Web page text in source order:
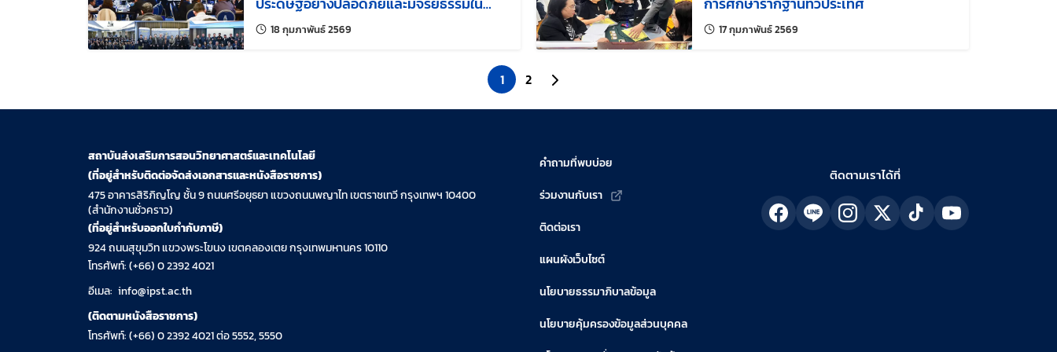
โรงเรียน
18 กุมภาพันธ์ 2569 17 กุมภาพันธ์ 2569
1 2 ไปยังหน้าถัดไป
สถาบันส่งเสริมการสอนวิทยาศาสตร์และเทคโนโลยี
(ที่อยู่สำหรับติดต่อจัดส่งเอกสารและหนังสือราชการ)
475 อาคารสิริภิญโญ ชั้น 9 ถนนศรีอยุธยา แขวงถนนพญาไท เขตราชเทวี กรุงเทพฯ 10400
(สำนักงานชั่วคราว)
(ที่อยู่สำหรับออกใบกำกับภาษี)
924 ถนนสุขุมวิท แขวงพระโขนง เขตคลองเตย กรุงเทพมหานคร 10110
โทรศัพท์: (+66) 0 2392 4021
อีเมล: info@ipst.ac.th
(ติดตามหนังสือราชการ)
โทรศัพท์: (+66) 0 2392 4021 ต่อ 5552, 5550
คำถามที่พบบ่อย
ร่วมงานกับเรา
ติดต่อเรา
แผนผังเว็บไซต์
นโยบายธรรมาภิบาลข้อมูล
นโยบายคุ้มครองข้อมูลส่วนบุคคล
ติดตามเราได้ที่